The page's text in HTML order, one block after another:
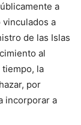
a
a
de las Islas
al
tiempo, la
por
incorporar a